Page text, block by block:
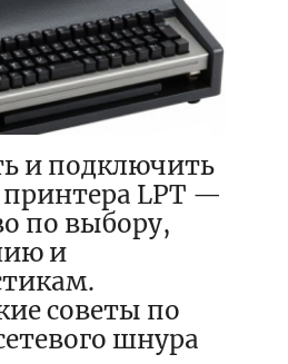
и подключить
принтера LPT —
по выбору,
и
советы по
шнура